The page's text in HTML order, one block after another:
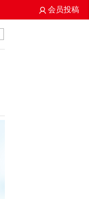
会员投稿